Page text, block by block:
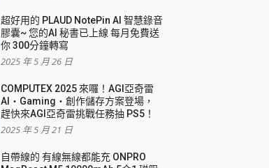
超好用的 PLAUD NotePin AI 智慧錄音
膠囊~ 您的AI 秘書已上線 每月免費送
你 300分鐘轉寫
2025 年 5 月 26 日
COMPUTEX 2025 來囉！AGI亞奇雷
AI・Gaming・創作儲存方案登場，
趕快來AGI亞奇雷挑戰任務抽 PS5！
2025 年 5 月 21 日
自帶線的 有線無線都能充 ONPRO